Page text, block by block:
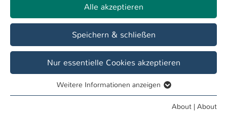
Overview Information & Counseling
Finances
Alle akzeptieren
Speichern & schließen
Nur essentielle Cookies akzeptieren
Essentielle Cookies werden für grundlegende Funktionen
Weitere Informationen anzeigen
About | About